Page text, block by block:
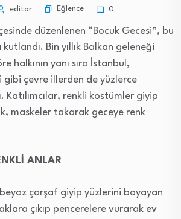
editor Eğlence 0
düzenlenen “Bocuk Gecesi”, bu
kutlandı. Bin yıllık Balkan geleneği
halkının yanı sıra İstanbul,
gibi çevre illerden de yüzlerce
Katılımcılar, renkli kostümler giyip
maskeler takarak geceye renk
ANLAR
beyaz çarşaf giyip yüzlerini boyayan
çıkıp pencerelere vurarak ev